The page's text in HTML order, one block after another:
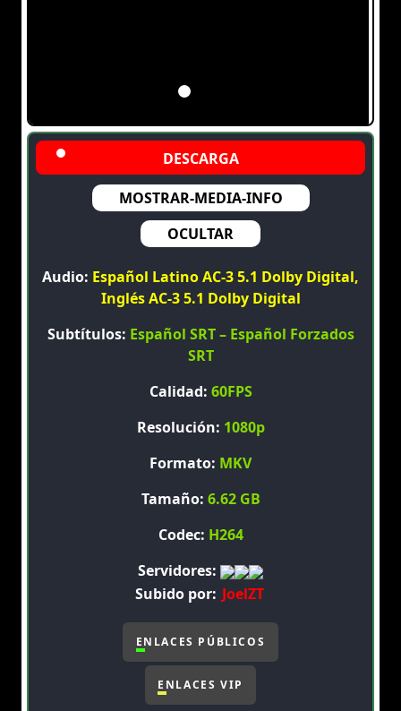
MOSTRAR-MEDIA-INFO
OCULTAR
Audio: Español Latino AC-3 5.1 Dolby Digital,
Inglés AC-3 5.1 Dolby Digital
Subtítulos: Español SRT – Español Forzados
SRT
Calidad: 60FPS
Resolución: 1080p
Formato: MKV
Tamaño: 6.62 GB
Codec: H264
Servidores:
Subido por: JoelZT
ENLACES PÚBLICOS
ENLACES VIP